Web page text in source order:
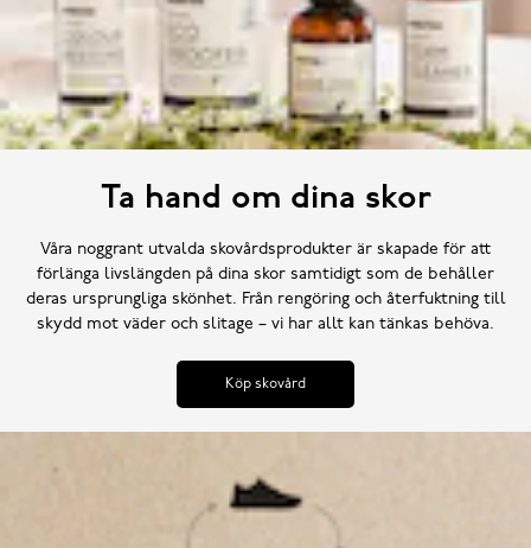
Ta hand om dina skor
Våra noggrant utvalda skovårdsprodukter är skapade för att
förlänga livslängden på dina skor samtidigt som de behåller
deras ursprungliga skönhet. Från rengöring och återfuktning till
skydd mot väder och slitage – vi har allt kan tänkas behöva.
Köp skovård